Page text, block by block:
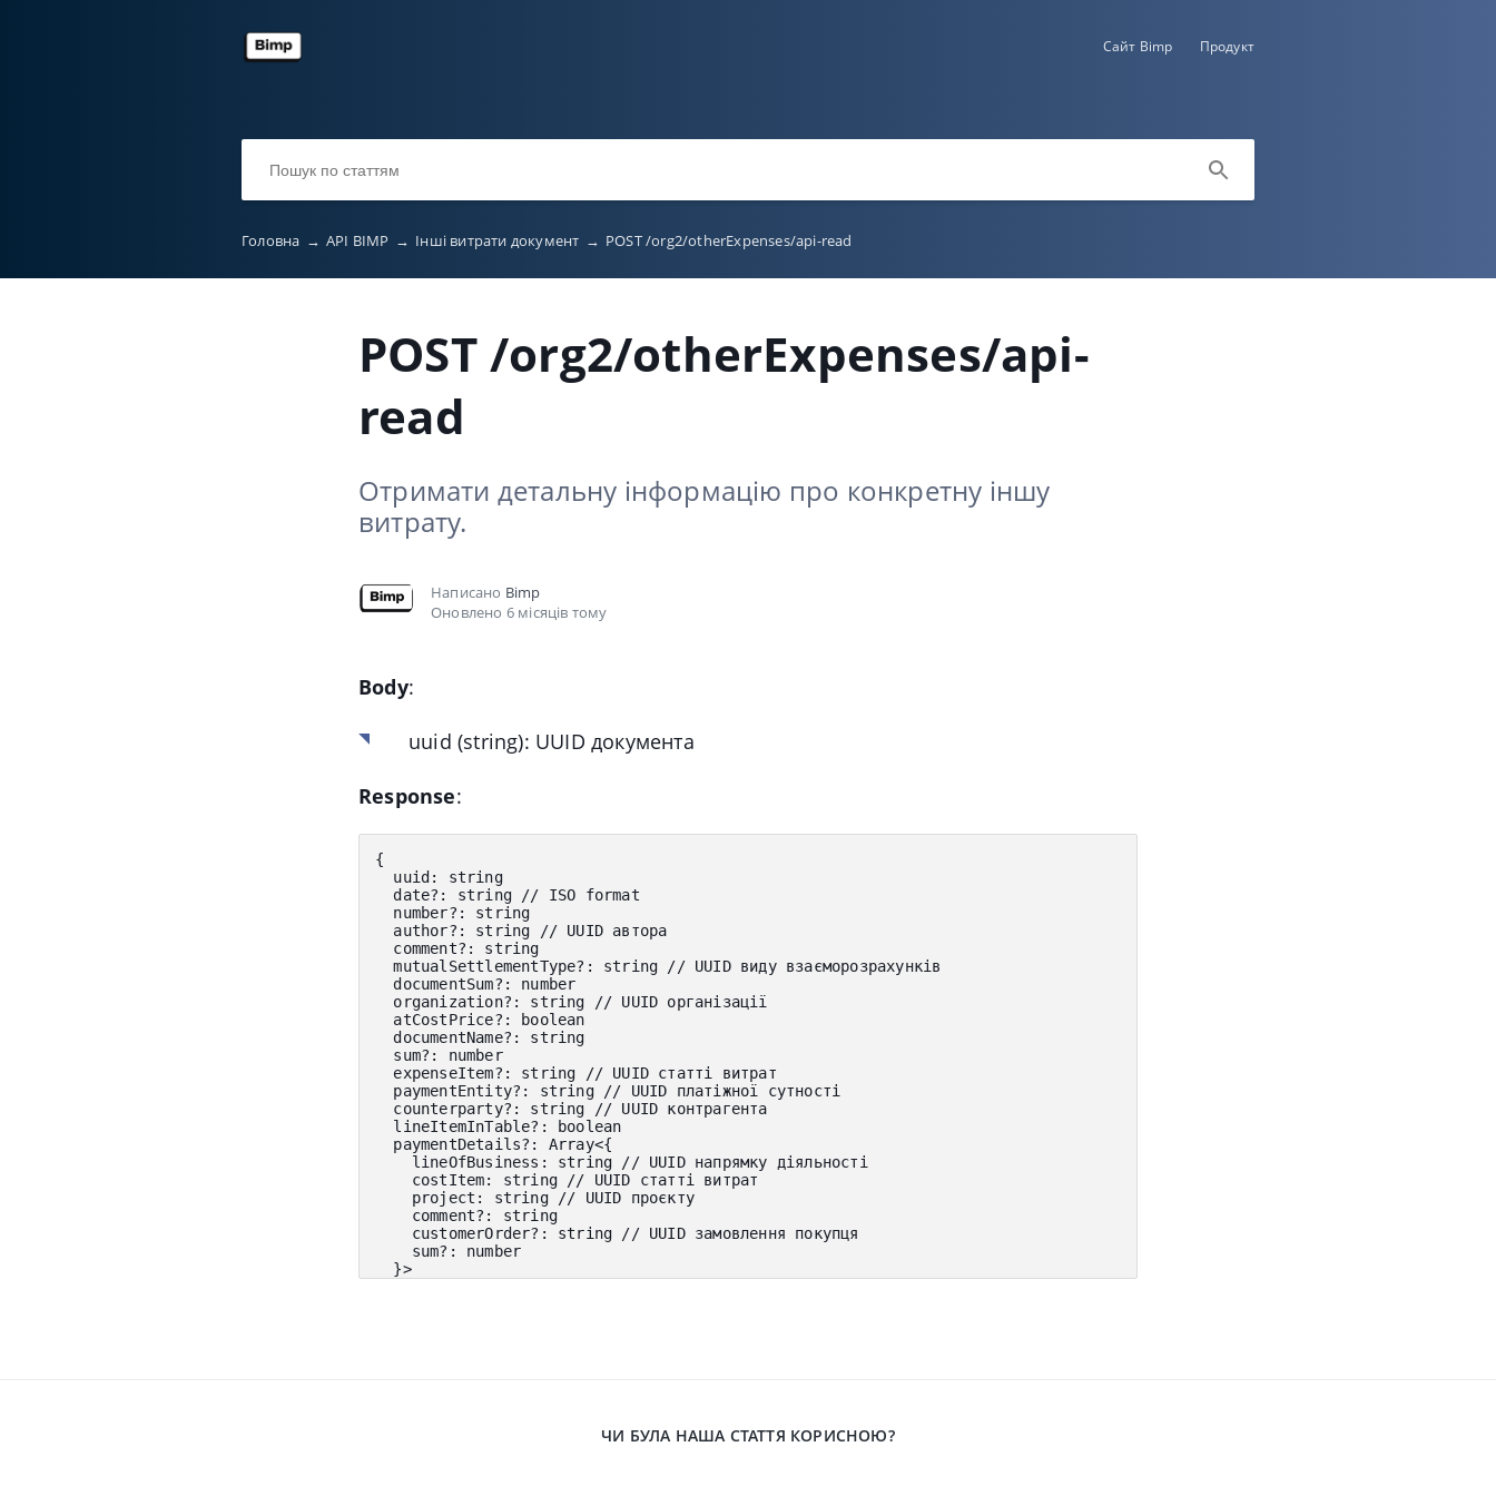
Сайт Bimp Продукт
Головна → API BIMP → Інші витрати документ → POST /org2/otherExpenses/api-read
POST /org2/otherExpenses/api-
read
Отримати детальну інформацію про конкретну іншу
витрату.
Написано Bimp
Оновлено 6 місяців тому
Body:
uuid (string): UUID документа
Response:
{
  uuid
:
string
  date
? : string
// ISO format
  number
? :
string
  author
? : string
// UUID автора
  comment
? :
string
  mutualSettlementType
? : string // UUID виду взаєморозрахунків
  documentSum
? :
number
  organization
? : string
// UUID організації
  atCostPrice
? :
boolean
  documentName
? :
string
  sum
? :
number
  expenseItem
? : string
// UUID статті витрат
  paymentEntity
? : string
// UUID платіжної сутності
  counterparty
? : string
// UUID контрагента
  lineItemInTable
? :
boolean
  paymentDetails
? : Array<{
    lineOfBusiness
: string // UUID напрямку діяльності
    costItem
: string
// UUID статті витрат
    project
: string
// UUID проєкту
    comment
? :
string
    customerOrder
? : string // UUID замовлення покупця
    sum
? :
number
}>
ЧИ БУЛА НАША СТАТТЯ КОРИСНОЮ?